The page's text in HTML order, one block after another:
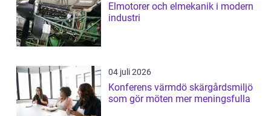
Elmotorer och elmekanik i modern
industri
04 juli 2026
Konferens värmdö skärgårdsmiljö
som gör möten mer meningsfulla